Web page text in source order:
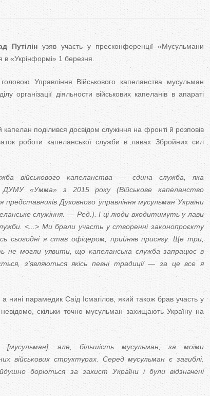
Путілін узяв участь у пресконференції «Мусульмани
в «Укрінформі» 1 березня.
Управління Військового капеланства мусульман
організації діяльности військових капеланів в апараті
поділився досвідом служіння на фронті й розповів
роботи капеланської служби в лавах Збройних сил
військового капеланства — єдина служба, яка
ДУМУ «Умма» з 2015 року (Військове капеланство
Духовного управління мусульман України
служіння. — Ред.). І ці люди входитимуть у лави
<...> Ми брали участь у створенні законопроєкту
сьогодні я став офіцером, прийняв присягу. Ще три,
не могли уявити, що капеланська служба запрацює в
з'являються якісь певні традиції — за це все я
парамедик Саід Ісмагілов, який також брав участь у
скільки точно мусульман захищають Україну на
[мусульман], але, більшість мусульман, за моїми
військових структурах. Серед мусульман є загиблі.
борються за захист України і були відзначені